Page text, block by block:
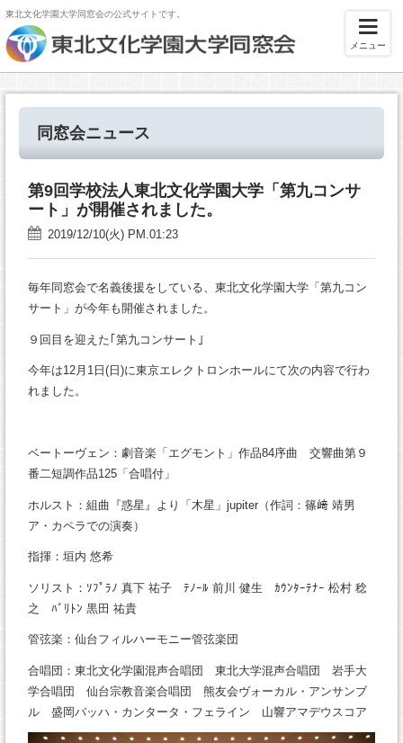
東北文化学園大学同窓会の公式サイトです。
メニュー
同窓会ニュース
第9回学校法人東北文化学園大学「第九コンサ
ート」が開催されました。
2019/12/10(火) PM.01:23
毎年同窓会で名義後援をしている、東北文化学園大学「第九コン
サート」が今年も開催されました。
９回目を迎えた｢第九コンサート｣
今年は12月1日(日)に東京エレクトロンホールにて次の内容で行わ
れました。
ベートーヴェン：劇音楽「エグモント」作品84序曲 交響曲第９
番二短調作品125「合唱付」
ホルスト：組曲『惑星』より「木星」jupiter（作詞：篠﨑 靖男
ア・カペラでの演奏）
指揮：垣内 悠希
ソリスト：ｿﾌﾟﾗﾉ 真下 祐子 ﾃﾉｰﾙ 前川 健生 ｶｳﾝﾀｰﾃﾅｰ 松村 稔
之 ﾊﾞﾘﾄﾝ 黒田 祐貴
管弦楽：仙台フィルハーモニー管弦楽団
合唱団：東北文化学園混声合唱団 東北大学混声合唱団 岩手大
学合唱団 仙台宗教音楽合唱団 熊友会ヴォーカル・アンサンブ
ル 盛岡バッハ・カンタータ・フェライン 山響アマデウスコア